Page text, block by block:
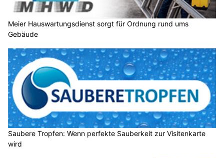
Meier Hauswartungsdienst sorgt für Ordnung rund ums
Gebäude
Saubere Tropfen: Wenn perfekte Sauberkeit zur Visitenkarte
wird